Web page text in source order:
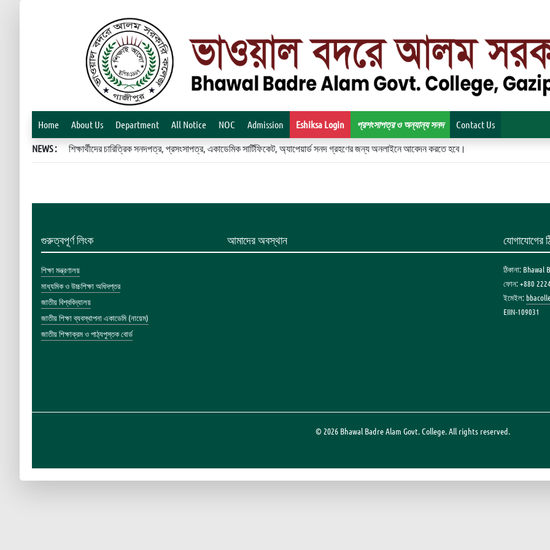
Home About Us Department All Notice NOC Admission Eshiksa Login প্রশংসাপত্র ও অন্যান্য সনদ Contact Us
NEWS : শিক্ষার্থীদের চারিত্রিক সনদপত্র, প্রসংসাপত্র, একাডেমিক সার্টিফিকেট, অ্যাপেয়ার্ড সনদ গ্রহণের জন্য অনলাইনে আবেদন করতে হবে।
গুরুত্বপূর্ণ লিংক
শিক্ষা মন্ত্রণালয়
মাধ্যমিক ও উচ্চশিক্ষা অধিদপ্তর
জাতীয় বিশ্ববিদ্যালয়
জাতীয় শিক্ষা ব্যবস্থাপনা একাডেমি (নায়েম)
জাতীয় শিক্ষাক্রম ও পাঠ্যপুস্তক বোর্ড
আমাদের অবস্থান যোগাযোগের
ঠিকানা:
ফোন: +880
ইমেইল:
EIIN-109031
© 2026 Bhawal Badre Alam Govt. College. All rights reserved.